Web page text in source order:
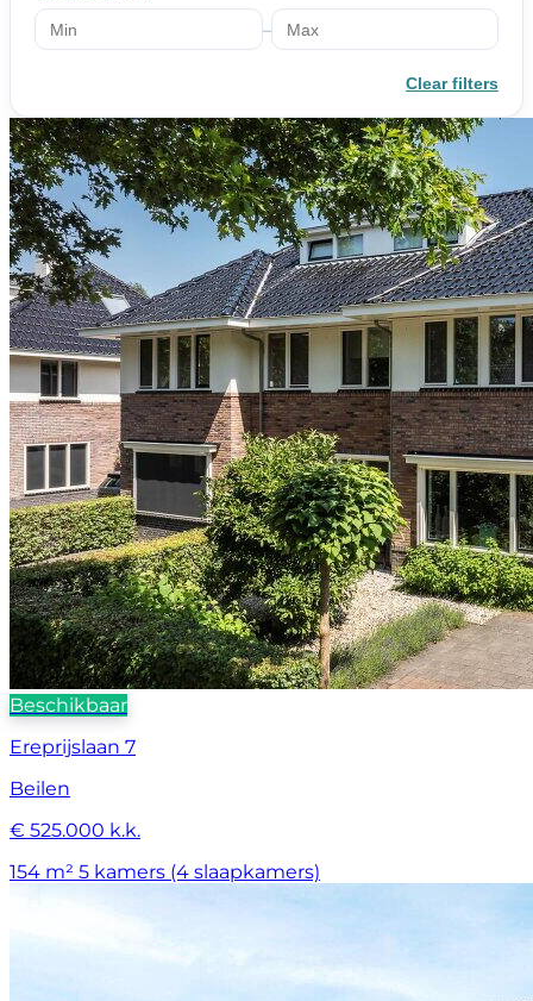
–
Clear filters
Beschikbaar
Ereprijslaan 7
Beilen
€ 525.000 k.k.
154 m² 5 kamers (4 slaapkamers)